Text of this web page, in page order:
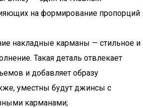
на формирование пропорций
накладные карманы — стильное и
Такая деталь отвлекает
и добавляет образу
уместны будут джинсы с
карманами;